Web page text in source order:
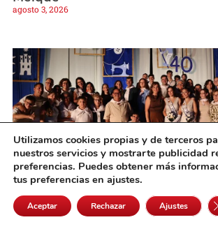
agosto 3, 2026
Campo de Criptana inicio Feria
Utilizamos cookies propias y de terceros
nuestros servicios y mostrarte publicidad
preferencias. Puedes obtener más
tus preferencias en ajustes.
Aceptar Rechazar Ajustes